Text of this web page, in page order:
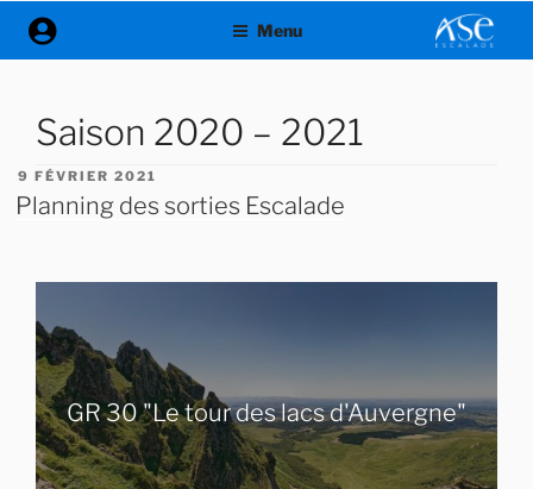
Aller
Menu
Saison 2020 – 2021
PUBLIÉ
LE
9 FÉVRIER 2021
Planning des sorties Escalade
GR 30 "Le tour des lacs d'Auvergne"